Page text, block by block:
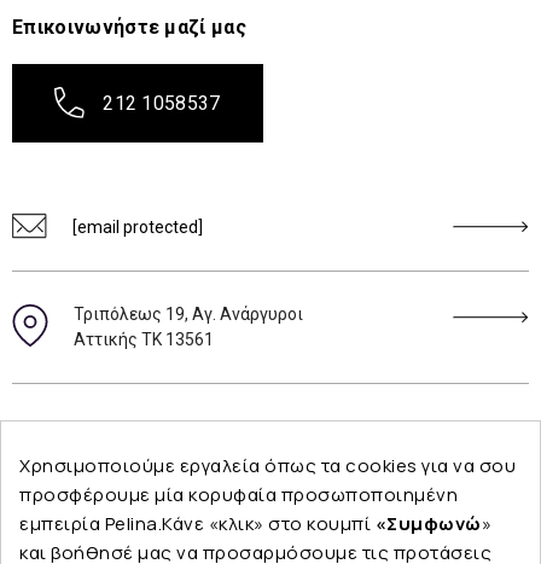
Επικοινωνήστε μαζί μας
212 1058537
[email protected]
Τριπόλεως 19, Αγ. Ανάργυροι
Αττικής ΤΚ 13561
Εταιρεία
Χρησιμοποιούμε εργαλεία όπως τα cookies για να σου
προσφέρουμε μία κορυφαία προσωποποιημένη
εμπειρία Pelina.Κάνε «κλικ» στο κουμπί «Συμφωνώ»
και βοήθησέ μας να προσαρμόσουμε τις προτάσεις